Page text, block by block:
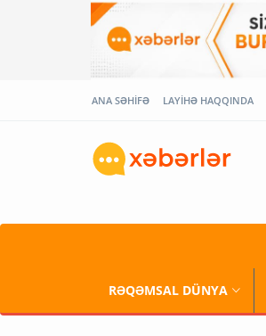
ANA SƏHİFƏ LAYİHƏ HAQQINDA
RƏQƏMSAL DÜNYA